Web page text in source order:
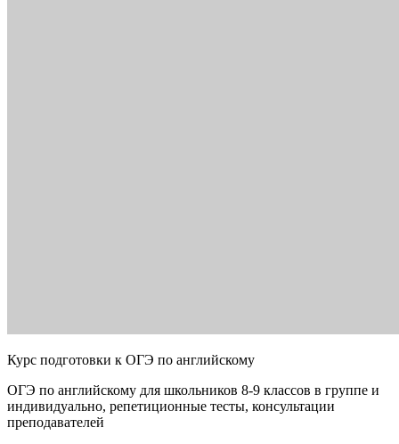
Курс подготовки к ОГЭ по английскому
ОГЭ по английскому для школьников 8-9 классов в группе и
индивидуально, репетиционные тесты, консультации
преподавателей